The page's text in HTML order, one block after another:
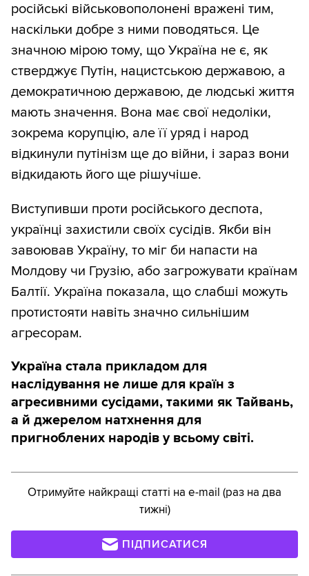
російські військовополонені вражені тим,
наскільки добре з ними поводяться. Це
значною мірою тому, що Україна не є, як
стверджує Путін, нацистською державою, а
демократичною державою, де людські життя
мають значення. Вона має свої недоліки,
зокрема корупцію, але її уряд і народ
відкинули путінізм ще до війни, і зараз вони
відкидають його ще рішучіше.
Виступивши проти російського деспота,
українці захистили своїх сусідів. Якби він
завоював Україну, то міг би напасти на
Молдову чи Грузію, або загрожувати країнам
Балтії. Україна показала, що слабші можуть
протистояти навіть значно сильнішим
агресорам.
Україна стала прикладом для
наслідування не лише для країн з
агресивними сусідами, такими як Тайвань,
а й джерелом натхнення для
пригноблених народів у всьому світі.
Отримуйте найкращі статті на e-mail (раз на два
тижні)
ПІДПИСАТИСЯ